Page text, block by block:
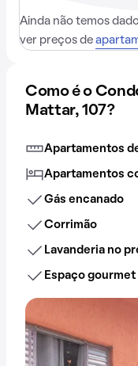
Ainda não temos
ver preços de
Como é o
Mattar, 107?
Apartamentos
Apartamentos
Gás encanado
Corrimão
Lavanderia no
Espaço gourmet